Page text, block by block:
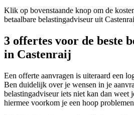
Klik op bovenstaande knop om de
betaalbare belastingadviseur uit
3 offertes voor de beste
in Castenraij
Een offerte aanvragen is uiteraard een
Ben duidelijk over je wensen in je
belastingadviseur iets niet kan dan weet
hiermee voorkom je een hoop